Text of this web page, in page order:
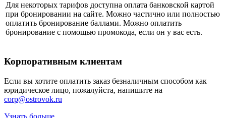
Для некоторых тарифов доступна оплата банковской картой
при бронировании на сайте. Можно частично или полностью
оплатить бронирование баллами. Можно оплатить
бронирование с помощью промокода, если он у вас есть.
Корпоративным клиентам
Если вы хотите оплатить заказ безналичным способом как
юридическое лицо, пожалуйста, напишите на
corp@ostrovok.ru
Узнать больше